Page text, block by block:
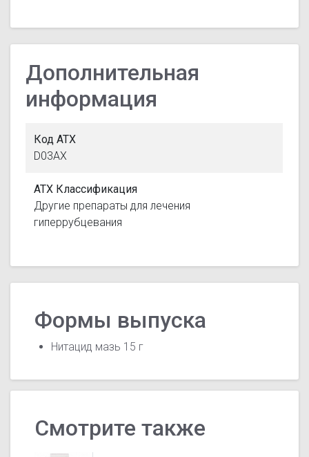
Дополнительная
информация
Код АТХ
D03AX
АТХ Классификация
Другие препараты для лечения
гиперрубцевания
Формы выпуска
Нитацид мазь 15 г
Смотрите также